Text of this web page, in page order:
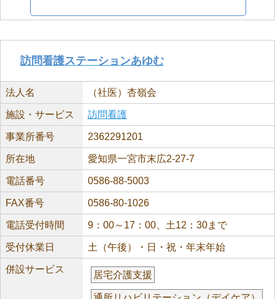
訪問看護ステーションあゆむ
法人名 （社医）杏嶺会
施設・サービス 訪問看護
事業所番号 2362291201
所在地 愛知県一宮市末広2-27-7
電話番号 0586-88-5003
FAX番号 0586-80-1026
電話受付時間 9：00～17：00、土12：30まで
受付休業日 土（午後）・日・祝・年末年始
併設サービス
居宅介護支援